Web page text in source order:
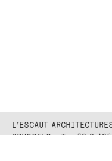
L'ESCAUT
BRUSSELS - T. +32 2